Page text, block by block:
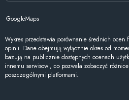
GoogleMaps
Wykres przedstawia porównanie średnich ocen
opinii. Dane obejmują wyłącznie okres od
bazują na publicznie dostępnych ocenach
innemu serwisowi, co pozwala zobaczyć
poszczególnymi platformami.